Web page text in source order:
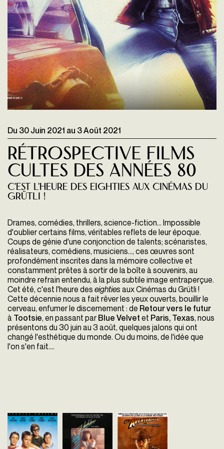
Du 30 Juin 2021 au 3 Août 2021
Rétrospective Films
cultes des années 80
C'est l'heure des eighties aux Cinémas du
Grütli !
Drames, comédies, thrillers, science-fiction... Impossible
d'oublier certains films, véritables reflets de leur époque.
Coups de génie d'une conjonction de talents; scénaristes,
réalisateurs, comédiens, musiciens..., ces œuvres sont
profondément inscrites dans la mémoire collective et
constamment prêtes à sortir de la boîte à souvenirs, au
moindre refrain entendu, à la plus subtile image entraperçue.
Cet été, c'est l'heure des eighties aux Cinémas du Grütli !
Cette décennie nous a fait rêver les yeux ouverts, bouillir le
cerveau, enfumer le discernement : de Retour vers le futur
à Tootsie, en passant par Blue Velvet et Paris, Texas, nous
présentons du 30 juin au 3 août, quelques jalons qui ont
changé l'esthétique du monde. Ou du moins, de l'idée que
l'on s'en fait....
vost - 89'
Dans les années 1950, le
temps d’un week-end, quatre
jeunes garçons s’enfoncent
vost - 97'
Alex Owens vit à Pittsburg où
le travail se fait rare. Elle a dû
se faire embaucher comme
Steven Spielberg
Indiana Jones: Raiders
Lost Ark - Etats-Unis -
vost - 115'